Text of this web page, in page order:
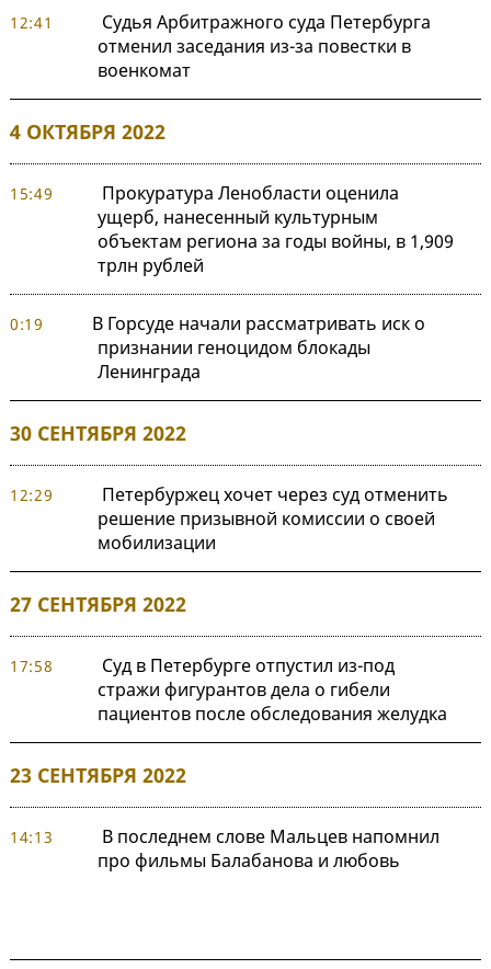
12:41
Судья Арбитражного суда Петербурга
отменил заседания из-за повестки в
военкомат
4 ОКТЯБРЯ 2022
15:49
Прокуратура Ленобласти оценила
ущерб, нанесенный культурным
объектам региона за годы войны, в 1,909
трлн рублей
0:19
В Горсуде начали рассматривать иск о
признании геноцидом блокады
Ленинграда
30 СЕНТЯБРЯ 2022
12:29
Петербуржец хочет через суд отменить
решение призывной комиссии о своей
мобилизации
27 СЕНТЯБРЯ 2022
17:58
Суд в Петербурге отпустил из-под
стражи фигурантов дела о гибели
пациентов после обследования желудка
23 СЕНТЯБРЯ 2022
14:13
В последнем слове Мальцев напомнил
про фильмы Балабанова и любовь